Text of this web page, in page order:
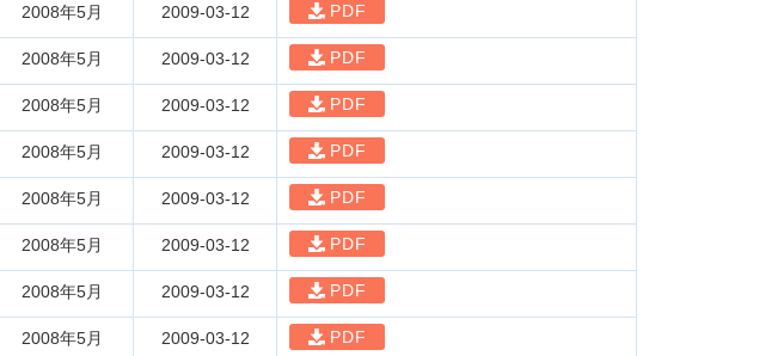
2008年5月 2009-03-12 PDF
2008年5月 2009-03-12 PDF
2008年5月 2009-03-12 PDF
2008年5月 2009-03-12 PDF
2008年5月 2009-03-12 PDF
2008年5月 2009-03-12 PDF
2008年5月 2009-03-12 PDF
2008年5月 2009-03-12 PDF